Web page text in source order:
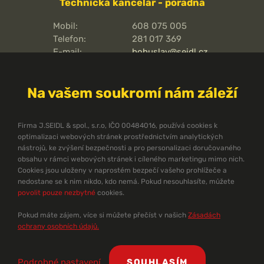
Technická kancelář - poradna
Mobil:
608 075 005
Telefon:
281 017 369
E-mail:
bohuslav@seidl.cz
Praha 15 - Hostivař
O pořární ochraně
Protipožární směrnice
Protipožární normy ČSN
Technický zpravodaj
Dokumenty ke stažení
Pomůcky pro projektanty
Problematika požární ochrany
Ekonomika PBZ
©J. Seidl & spol., s.r.o.1990 - 2026 |Zásady ochrany osobních údajů
Na vašem soukromí nám záleží
Firma J.SEIDL & spol., s.r.o, IČO 00484016, používá cookies k
optimalizaci webových stránek prostřednictvím analytických
nástrojů, ke zvýšení bezpečnosti a pro personalizaci doručovaného
obsahu v rámci webových stránek i cíleného marketingu mimo nich.
Cookies jsou uloženy v naprostém bezpečí vašeho prohlížeče a
nedostane se k nim nikdo, kdo nemá. Pokud nesouhlasíte, můžete
povolit pouze nezbytné cookies.
Pokud máte zájem, více si můžete přečíst v našich Zásadách
ochrany osobních údajů.